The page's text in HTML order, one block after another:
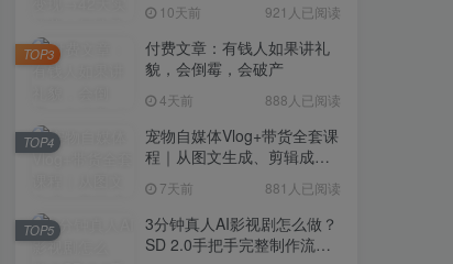
域转化批量成交积累客户案
例
10天前 921人已阅读
付费文章：有钱人如果讲礼
貌，会倒霉，会破产
4天前 888人已阅读
TOP3
宠物自媒体Vlog+带货全套课
程｜从图文生成、剪辑成片
7天前 881人已阅读
TOP4
3分钟真人AI影视剧怎么做？
SD 2.0手把手完整制作流程
TOP5